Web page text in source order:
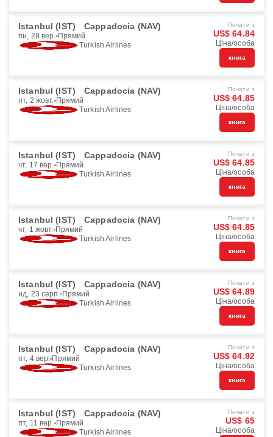
Istanbul (IST) Cappadocia (NAV)
пн, 28 вер. Прямий
Turkish Airlines
Почати з
US$ 64.84
Ціна/особа
книга
Istanbul (IST) Cappadocia (NAV)
пт, 2 жовт. Прямий
Turkish Airlines
Почати з
US$ 64.85
Ціна/особа
книга
Istanbul (IST) Cappadocia (NAV)
чт, 17 вер. Прямий
Turkish Airlines
Почати з
US$ 64.85
Ціна/особа
книга
Istanbul (IST) Cappadocia (NAV)
чт, 1 жовт. Прямий
Turkish Airlines
Почати з
US$ 64.85
Ціна/особа
книга
Istanbul (IST) Cappadocia (NAV)
нд, 23 серп. Прямий
Turkish Airlines
Почати з
US$ 64.89
Ціна/особа
книга
Istanbul (IST) Cappadocia (NAV)
пт, 4 вер. Прямий
Turkish Airlines
Почати з
US$ 64.92
Ціна/особа
книга
Istanbul (IST) Cappadocia (NAV)
пт, 11 вер. Прямий
Turkish Airlines
Почати з
US$ 65
Ціна/особа